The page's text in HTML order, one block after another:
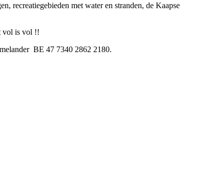
recreatiegebieden met water en stranden, de Kaapse
vol is vol !!
BE 47 7340 2862 2180.